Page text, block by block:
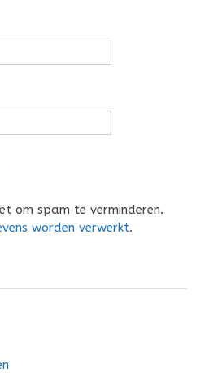
om spam te verminderen.
worden verwerkt.